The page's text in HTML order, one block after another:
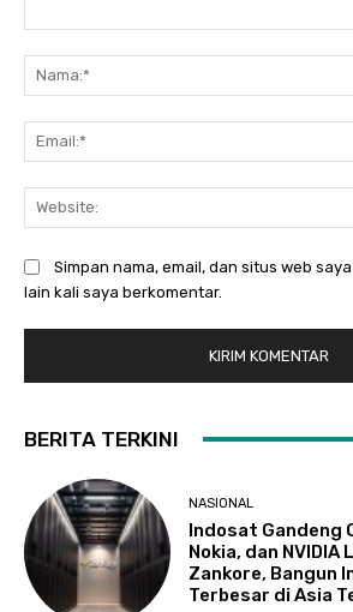
Simpan nama, email, dan situs web
lain kali saya berkomentar.
BERITA TERKINI
NASIONAL
Indosat Gandeng
Nokia, dan NVIDIA
Zankore, Bangun
Terbesar di Asia